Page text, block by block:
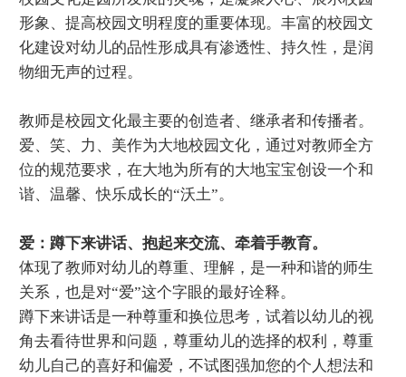
形象、提高校园文明程度的重要体现。丰富的校园文
化建设对幼儿的品性形成具有渗透性、持久性，是润
物细无声的过程。
教师是校园文化最主要的创造者、继承者和传播者。
爱、笑、力、美作为大地校园文化，通过对教师全方
位的规范要求，在大地为所有的大地宝宝创设一个和
谐、温馨、快乐成长的“沃土”。
爱：蹲下来讲话、抱起来交流、牵着手教育。
体现了教师对幼儿的尊重、理解，是一种和谐的师生
关系，也是对“爱”这个字眼的最好诠释。
蹲下来讲话是一种尊重和换位思考，试着以幼儿的视
角去看待世界和问题，尊重幼儿的选择的权利，尊重
幼儿自己的喜好和偏爱，不试图强加您的个人想法和